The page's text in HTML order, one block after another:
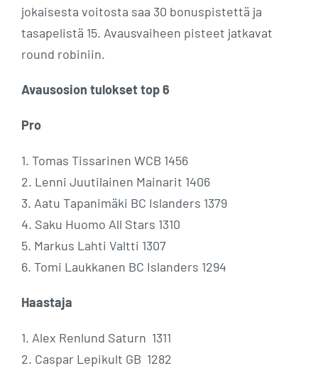
jokaisesta voitosta saa 30 bonuspistettä ja
tasapelistä 15. Avausvaiheen pisteet jatkavat
round robiniin.
Avausosion tulokset top 6
Pro
1. Tomas Tissarinen WCB 1456
2. Lenni Juutilainen Mainarit 1406
3. Aatu Tapanimäki BC Islanders 1379
4. Saku Huomo All Stars 1310
5. Markus Lahti Valtti 1307
6. Tomi Laukkanen BC Islanders 1294
Haastaja
1. Alex Renlund Saturn 1311
2. Caspar Lepikult GB 1282